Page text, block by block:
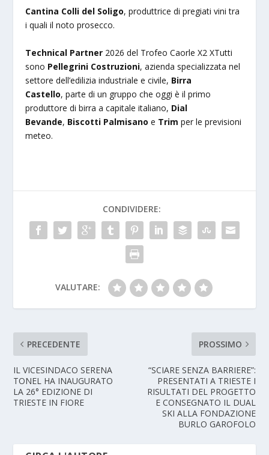
Cantina Colli del Soligo, produttrice di pregiati vini tra
i quali il noto prosecco.
Technical Partner 2026 del Trofeo Caorle X2 XTutti
sono Pellegrini Costruzioni, azienda specializzata nel
settore dell’edilizia industriale e civile, Birra
Castello, parte di un gruppo che oggi è il primo
produttore di birra a capitale italiano, Dial
Bevande, Biscotti Palmisano e Trim per le previsioni
meteo.
CONDIVIDERE:
VALUTARE:
PRECEDENTE
IL VICESINDACO SERENA
TONEL HA INAUGURATO
LA 26° EDIZIONE DI
TRIESTE IN FIORE
PROSSIMO
“SCIARE SENZA BARRIERE”:
PRESENTATI A TRIESTE I
RISULTATI DEL PROGETTO
E CONSEGNATO IL DUAL
SKI ALLA FONDAZIONE
BURLO GAROFOLO